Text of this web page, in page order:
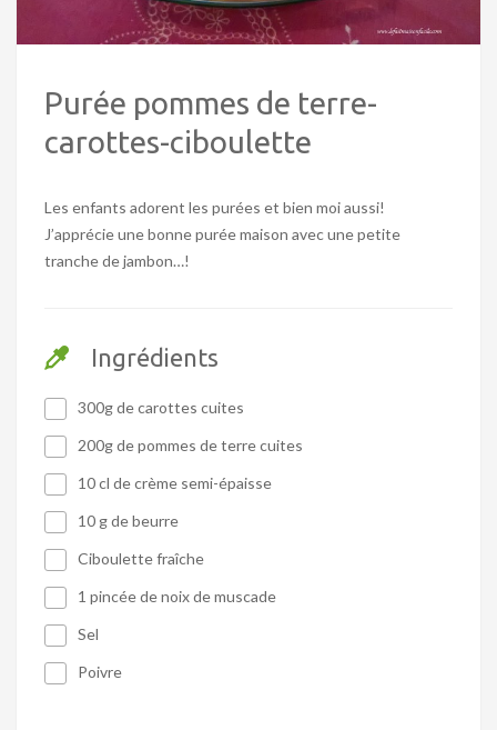
Purée pommes de terre-
carottes-ciboulette
Les enfants adorent les purées et bien moi aussi!
J’apprécie une bonne purée maison avec une petite
tranche de jambon…!
Ingrédients
300g de carottes cuites
200g de pommes de terre cuites
10 cl de crème semi-épaisse
10 g de beurre
Ciboulette fraîche
1 pincée de noix de muscade
Sel
Poivre